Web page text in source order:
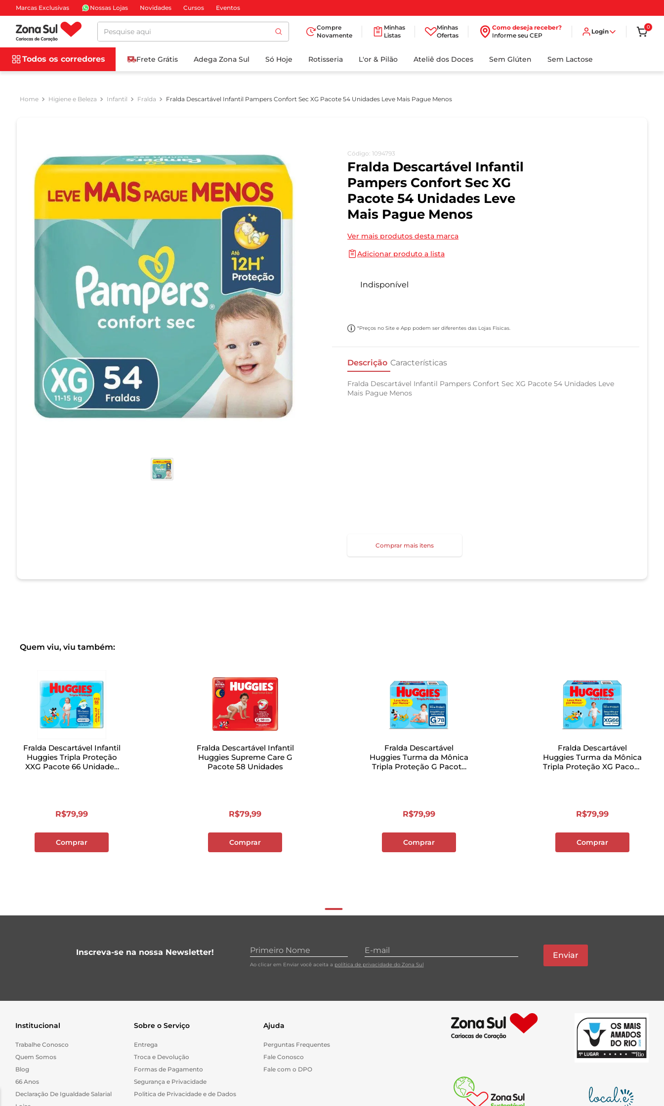
Marcas Exclusivas Nossas Lojas Novidades Cursos Eventos
Pesquise aqui
Compre
Novamente
Minhas
Listas
Minhas
Ofertas
Como deseja receber?
Informe seu CEP
Login
0
Todos os corredores Frete Grátis Adega Zona Sul Só Hoje Rotisseria L'or & Pilão Ateliê dos Doces Sem Glúten Sem Lactose
Higiene e Beleza Infantil Fralda Fralda Descartável Infantil Pampers Confort Sec XG Pacote 54 Unidades Leve Mais Pague Menos
Código: 1094793
Fralda Descartável Infantil
Pampers Confort Sec XG
Pacote 54 Unidades Leve
Mais Pague Menos
Ver mais produtos desta marca
Adicionar produto a lista
Indisponível
*Preços no Site e App podem ser diferentes das Lojas Físicas.
Descrição Características
Fralda Descartável Infantil Pampers Confort Sec XG Pacote 54 Unidades Leve
Mais Pague Menos
Comprar mais itens
Quem viu, viu também:
Fralda Descartável Infantil
Huggies Tripla Proteção
XXG Pacote 66 Unidades
R$79,99
Comprar
Fralda Descartável Infantil
Huggies Supreme Care G
Pacote 58 Unidades
R$79,99
Comprar
Fralda Descartável
Huggies Turma da Mônica
Tripla Proteção G Pacote
R$79,99
Comprar
Fralda Descartável
Huggies Turma da Mônica
Tripla Proteção XG Pacote
R$79,99
Comprar
Inscreva-se na nossa Newsletter!
Ao clicar em Enviar você aceita a política de privacidade do Zona Sul
Enviar
Institucional
Trabalhe Conosco
Quem Somos
Blog
66 Anos
Declaração De Igualdade Salarial
Sobre o Serviço
Entrega
Troca e Devolução
Formas de Pagamento
Segurança e Privacidade
Politica de Privacidade e de Dados
Ajuda
Perguntas Frequentes
Fale Conosco
Fale com o DPO
BUSCADOS